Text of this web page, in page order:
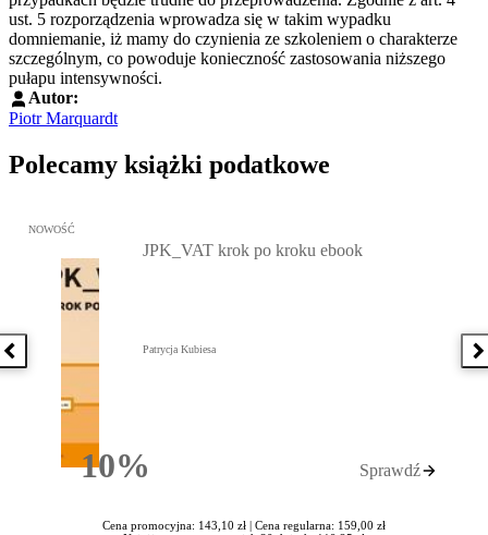
ust. 5 rozporządzenia wprowadza się w takim wypadku
domniemanie, iż mamy do czynienia ze szkoleniem o charakterze
szczególnym, co powoduje konieczność zastosowania niższego
pułapu intensywności.
Autor:
Piotr Marquardt
Polecamy książki podatkowe
Poprzednia książka
Przejdź do: JPK_VAT krok po kroku ebook, Patrycja Kubiesa -
NOWOŚĆ
10%Rabatu
JPK_VAT krok po kroku ebook
Patrycja Kubiesa
Sprawdź
Cena promocyjna: 143,10 zł | Cena regularna: 159,00 zł